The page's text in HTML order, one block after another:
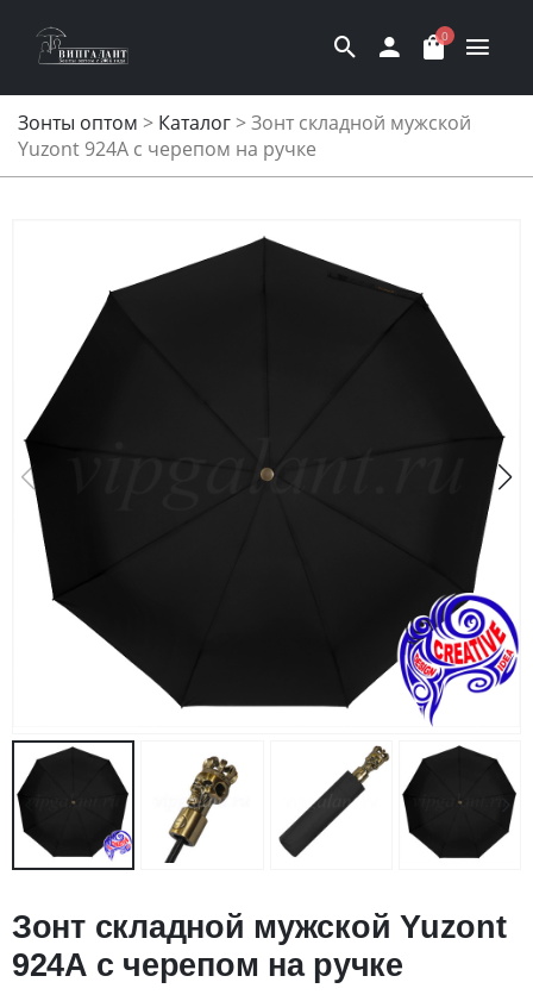
0
Зонты оптом > Каталог>Зонт складной мужской
Yuzont 924A с черепом на ручке
Зонт складной мужской Yuzont
924A с черепом на ручке